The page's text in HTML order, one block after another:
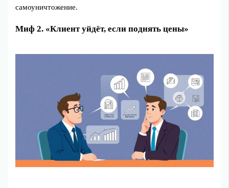
самоуничтожение.
Миф 2. «Клиент уйдёт, если поднять цены»